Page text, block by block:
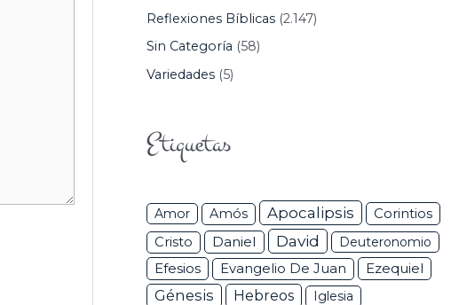
Reflexiones Bíblicas(2.147)
Sin Categoría (58)
Variedades(5)
Etiquetas
Amor Amós Apocalipsis Corintios
Cristo Daniel David Deuteronomio
Efesios Evangelio De Juan Ezequiel
Génesis Hebreos Iglesia